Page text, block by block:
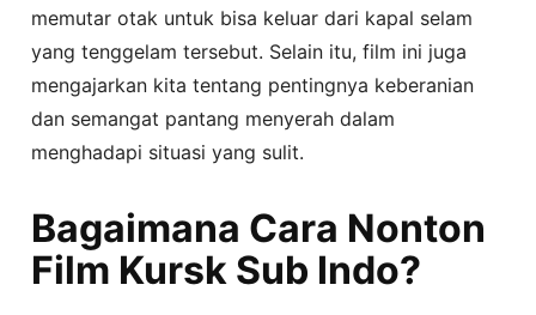
memutar otak untuk bisa keluar dari kapal selam
yang tenggelam tersebut. Selain itu, film ini juga
mengajarkan kita tentang pentingnya keberanian
dan semangat pantang menyerah dalam
menghadapi situasi yang sulit.
Bagaimana Cara Nonton
Film Kursk Sub Indo?